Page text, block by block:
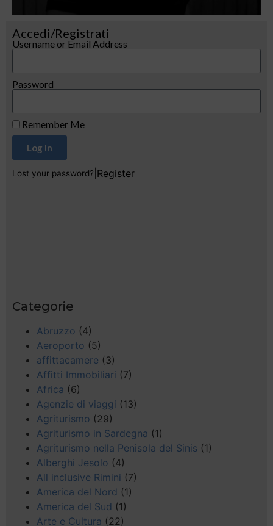
Accedi/Registrati
Username or Email Address
Password
Remember Me
Log In
Lost your password? Register
Categorie
Abruzzo (4)
Aeroporto (5)
affittacamere (3)
Affitti Immobiliari (7)
Africa (6)
Agenzie di viaggi (13)
Agriturismo (29)
Agriturismo in Sardegna (1)
Agriturismo nella Penisola del Sinis (1)
Alberghi Jesolo (4)
All inclusive Rimini (7)
America del Nord (1)
America del Sud (1)
Arte e Cultura (22)